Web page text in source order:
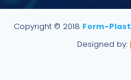
Copyright © 2018 Form-Plast
Designed by: